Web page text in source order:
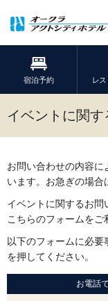
宿泊予約 レス
イベントに関
お問い合わせの内容
います。 お急ぎの場合
イベントに関するお問
こちらのフォームをご
以下のフォームに必要
を押してください。
お電話